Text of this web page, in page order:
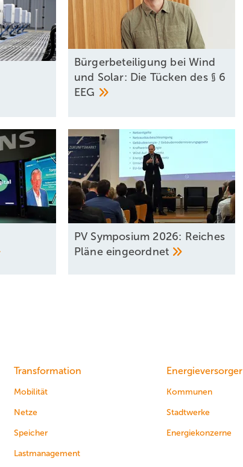
Bürgerbeteiligung bei Wind
und Solar: Die Tücken des § 6
EEG
PV Symposium 2026: Reiches
Pläneeingeordnet
Transformation
Mobilität
Netze
Speicher
Lastmanagement
Energieversorger
Kommunen
Stadtwerke
Energiekonzerne